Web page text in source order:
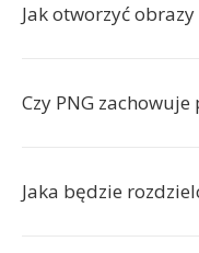
Jak otworzyć obrazy
Czy PNG zachowuje
Jaka będzie